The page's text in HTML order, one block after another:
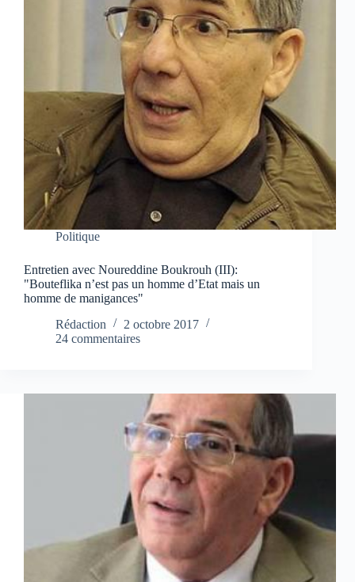
Politique
Entretien avec Noureddine Boukrouh (III):
"Bouteflika n’est pas un homme d’Etat mais un
homme de manigances"
Rédaction
2 octobre 2017
24 commentaires